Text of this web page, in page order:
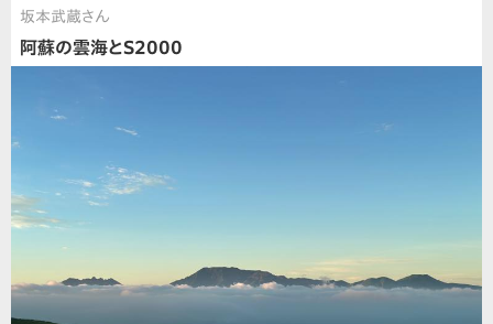
坂本武蔵さん
阿蘇の雲海とS2000